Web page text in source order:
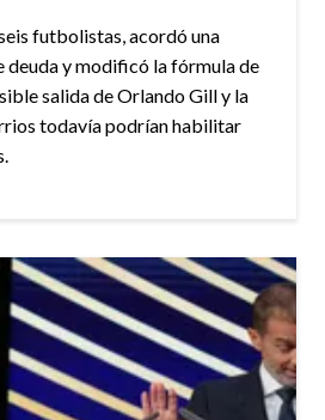
futbolistas, acordó una
deuda y modificó la fórmula de
salida de Orlando Gill y la
todavía podrían habilitar